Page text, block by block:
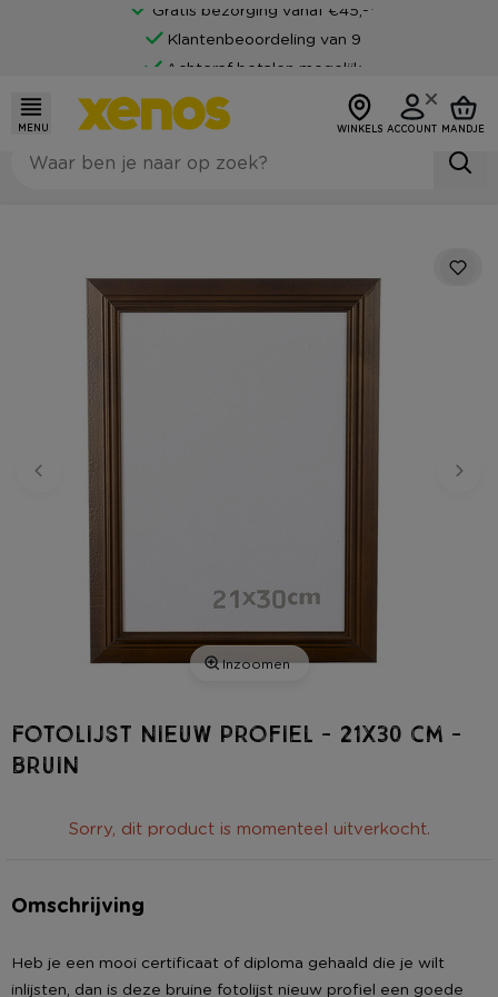
Gratis bezorging vanaf €45,-*
Klantenbeoordeling van 9
Achteraf betalen mogelijk
MENU WINKELS ACCOUNT MANDJE
Inzoomen
Fotolijst nieuw profiel - 21x30 cm -
bruin
Sorry, dit product is momenteel uitverkocht.
Omschrijving
Heb je een mooi certificaat of diploma gehaald die je wilt
inlijsten, dan is deze bruine fotolijst nieuw profiel een goede